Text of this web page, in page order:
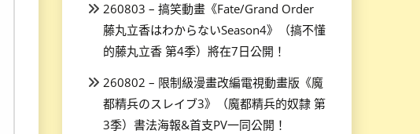
260803 – 搞笑動畫《Fate/Grand Order
藤丸立香はわからないSeason4》（搞不懂
的藤丸立香 第4季）將在7日公開！
260802 – 限制級漫畫改編電視動畫版《魔
都精兵のスレイブ3》（魔都精兵的奴隸 第
3季）書法海報&首支PV一同公開！